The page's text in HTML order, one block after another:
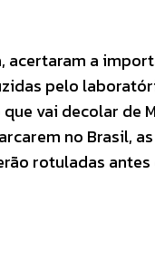
acertaram a
pelo
vai decolar de
no Brasil,
rotuladas